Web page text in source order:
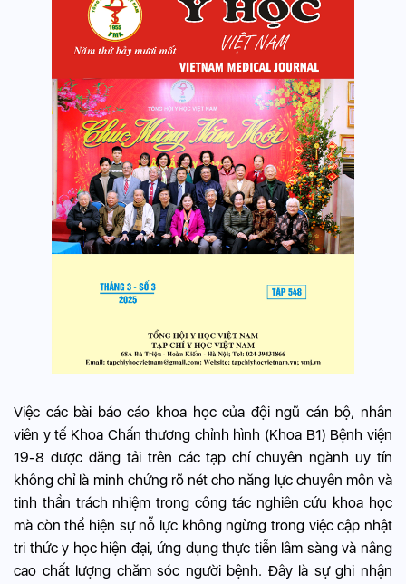
Việc các bài báo cáo khoa học của đội ngũ cán bộ, nhân
viên y tế Khoa Chấn thương chỉnh hình (Khoa B1) Bệnh viện
19-8 được đăng tải trên các tạp chí chuyên ngành uy tín
không chỉ là minh chứng rõ nét cho năng lực chuyên môn và
tinh thần trách nhiệm trong công tác nghiên cứu khoa học
mà còn thể hiện sự nỗ lực không ngừng trong việc cập nhật
tri thức y học hiện đại, ứng dụng thực tiễn lâm sàng và nâng
cao chất lượng chăm sóc người bệnh. Đây là sự ghi nhận